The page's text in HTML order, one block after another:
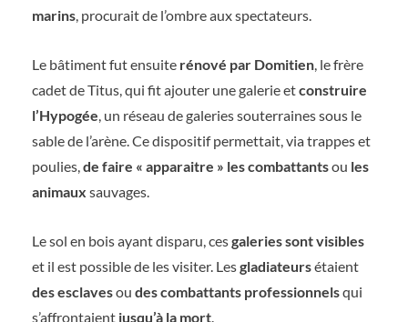
marins, procurait de l’ombre aux spectateurs.
Le bâtiment fut ensuite rénové par Domitien, le frère
cadet de Titus, qui fit ajouter une galerie etconstruire
l’Hypogée, un réseau de galeries souterraines sous le
sable de l’arène. Ce dispositif permettait, via trappes et
poulies,de faire « apparaitre » les combattantsou les
animaux sauvages.
Le sol en bois ayant disparu, cesgaleries sont visibles
et il est possible de les visiter. Lesgladiateursétaient
des esclavesou des combattants professionnelsqui
s’affrontaient jusqu’à la mort.